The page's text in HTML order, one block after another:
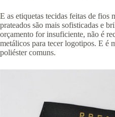
E as etiquetas tecidas feitas de fios
prateados são mais sofisticadas e
orçamento for insuficiente, não é
metálicos para tecer logotipos. E é
poliéster comuns.